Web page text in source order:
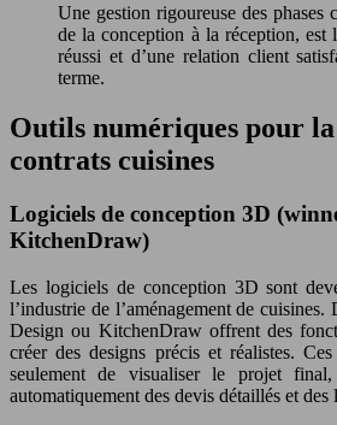
Une gestion rigoureuse des phases
de la conception à la réception, est
réussi et d’une relation client
terme.
Outils numériques pour la
contrats cuisines
Logiciels de conception 3D
KitchenDraw)
Les logiciels de conception 3D sont
l’industrie de l’aménagement de
Design ou KitchenDraw offrent des
créer des designs précis et réalistes.
seulement de visualiser le projet
automatiquement des devis détaillés et des